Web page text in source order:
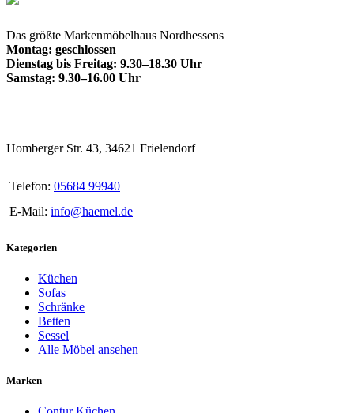
Das größte Markenmöbelhaus Nordhessens
Montag: geschlossen
Dienstag bis Freitag: 9.30–18.30 Uhr
Samstag: 9.30–16.00 Uhr
Homberger Str. 43, 34621 Frielendorf
Telefon: 05684 99940
E-Mail: info@haemel.de
Kategorien
Küchen
Sofas
Schränke
Betten
Sessel
Alle Möbel ansehen
Marken